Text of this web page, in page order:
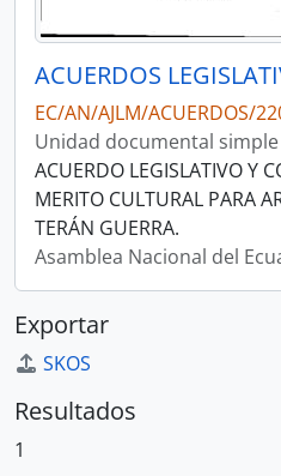
ACUERDOS
EC/AN/AJLM/ACUERDOS/
Unidad documental simple
ACUERDO LEGISLATIVO Y
MERITO CULTURAL PARA
TERÁN GUERRA.
Asamblea Nacional del
Exportar
SKOS
Resultados
1